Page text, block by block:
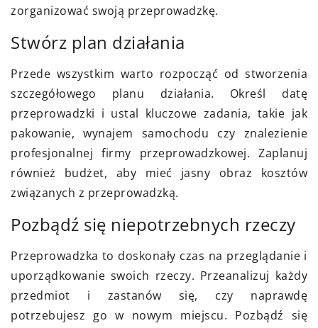
zorganizować swoją przeprowadzkę.
Stwórz plan działania
Przede wszystkim warto rozpocząć od stworzenia
szczegółowego planu działania. Określ datę
przeprowadzki i ustal kluczowe zadania, takie jak
pakowanie, wynajem samochodu czy znalezienie
profesjonalnej firmy przeprowadzkowej. Zaplanuj
również budżet, aby mieć jasny obraz kosztów
związanych z przeprowadzką.
Pozbądź się niepotrzebnych rzeczy
Przeprowadzka to doskonały czas na przeglądanie i
uporządkowanie swoich rzeczy. Przeanalizuj każdy
przedmiot i zastanów się, czy naprawdę
potrzebujesz go w nowym miejscu. Pozbądź się